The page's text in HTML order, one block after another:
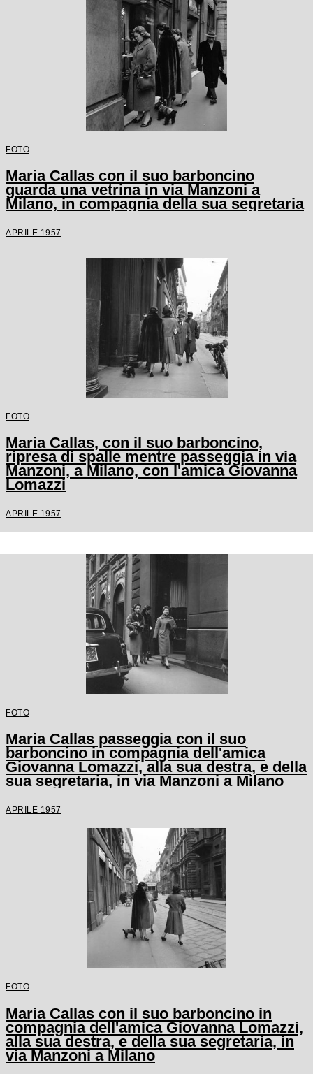
FOTO
Maria Callas con il suo barboncino
guarda una vetrina in via Manzoni a
Milano, in compagnia della sua segretaria
APRILE 1957
FOTO
Maria Callas, con il suo barboncino,
ripresa di spalle mentre passeggia in via
Manzoni, a Milano, con l'amica Giovanna
Lomazzi
APRILE 1957
FOTO
Maria Callas passeggia con il suo
barboncino in compagnia dell'amica
Giovanna Lomazzi, alla sua destra, e della
sua segretaria, in via Manzoni a Milano
APRILE 1957
FOTO
Maria Callas con il suo barboncino in
compagnia dell'amica Giovanna Lomazzi,
alla sua destra, e della sua segretaria, in
via Manzoni a Milano